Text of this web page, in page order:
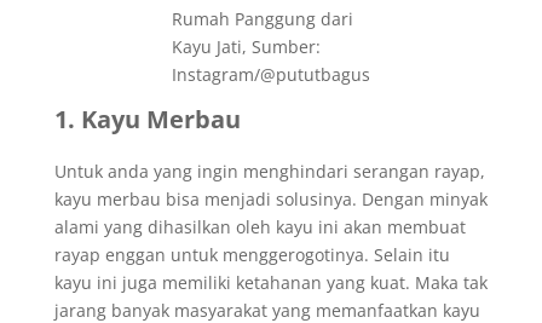
Rumah Panggung dari
Kayu Jati, Sumber:
Instagram/@pututbagus
1. Kayu Merbau
Untuk anda yang ingin menghindari serangan rayap,
kayu merbau bisa menjadi solusinya. Dengan minyak
alami yang dihasilkan oleh kayu ini akan membuat
rayap enggan untuk menggerogotinya. Selain itu
kayu ini juga memiliki ketahanan yang kuat. Maka tak
jarang banyak masyarakat yang memanfaatkan kayu